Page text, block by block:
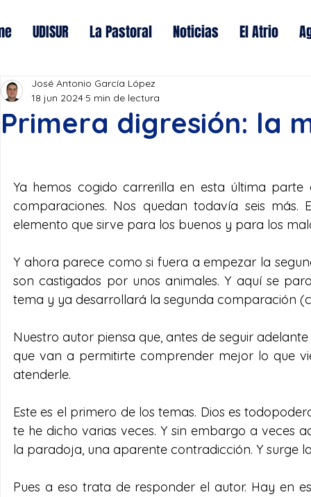
UDISUR La Pastoral Noticias El Atrio
Primera digresión: la
José Antonio García López
18 jun 2024 5 min de lectura
Ya hemos cogido carrerilla en esta última
comparaciones. Nos quedan todavía seis
elemento que sirve para los buenos y para los
Y ahora parece como si fuera a empezar la
son castigados por unos animales. Y aquí se
tema y ya desarrollará la segunda comparación
Nuestro autor piensa que, antes de seguir
que van a permitirte comprender mejor lo que
atenderle.
Este es el primero de los temas. Dios es
te he dicho varias veces. Y sin embargo a veces
la paradoja, una aparente contradicción. Y surge
Pues a eso trata de responder el autor. Hay en